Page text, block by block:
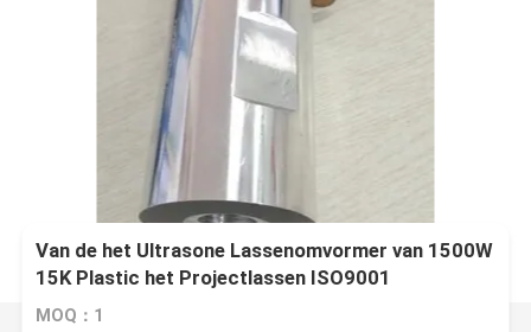
Van de het Ultrasone Lassenomvormer van 1500W
15K Plastic het Projectlassen ISO9001
MOQ：1